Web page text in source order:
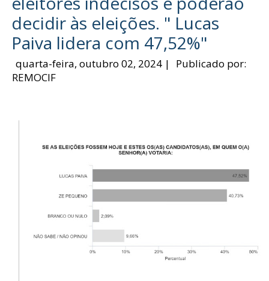
decidir às eleições. " Lucas
Paiva lidera com 47,52%"
quarta-feira, outubro 02, 2024 |
Publicado por:
REMOCIF